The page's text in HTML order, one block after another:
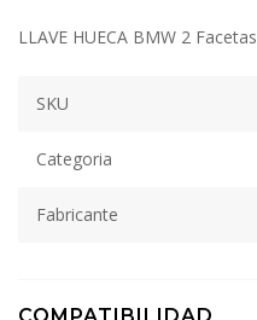
LLAVE HUECA BMW 2 Facetas
SKU
Categoria
Fabricante